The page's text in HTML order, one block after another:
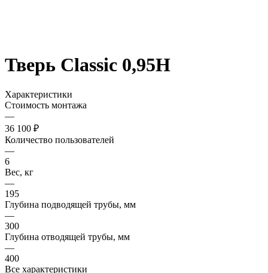
Тверь Classic 0,95Н
Характеристики
Стоимость монтажа
—
36 100 ₽
Количество пользователей
—
6
Вес, кг
—
195
Глубина подводящей трубы, мм
—
300
Глубина отводящей трубы, мм
—
400
Все характеристики